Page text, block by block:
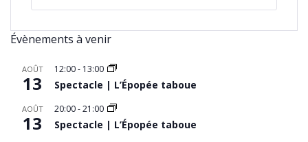
Évènements à venir
AOÛT
13
12:00- 13:00
Spectacle | L’Épopée taboue
AOÛT
13
20:00-21:00
Spectacle | L’Épopée taboue